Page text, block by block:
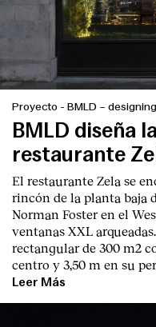
Proyecto - BMLD –
BMLD diseña
restaurante
El restaurante Zela se
rincón de la planta baja
Norman Foster en el
ventanas XXL
rectangular de 300 m2
centro y 3,50 m en su
Leer Más